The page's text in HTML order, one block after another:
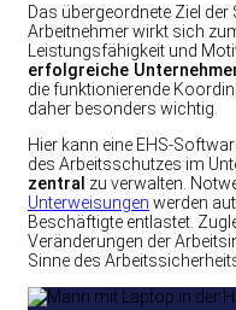
Das übergeordnete Ziel
Arbeitnehmer wirkt sich
Leistungsfähigkeit und
erfolgreiche
die funktionierende
daher besonders wichtig.
Hier kann eine EHS-
des Arbeitsschutzes im
zentral zu verwalten.
Unterweisungen werden
Beschäftigte entlastet.
Veränderungen der
Sinne des